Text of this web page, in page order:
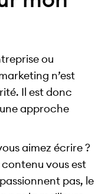
ou
n’est
Il est donc
approche
aimez écrire ?
vous est
pas, le